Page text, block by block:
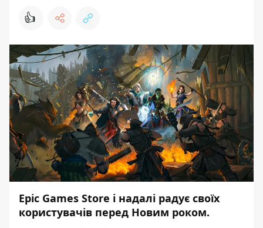
👍
Epic Games Store і надалі радує своїх
користувачів перед Новим роком.